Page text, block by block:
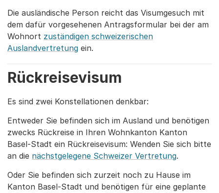
Die ausländische Person reicht das Visumgesuch mit
dem dafür vorgesehenen Antragsformular bei der am
Wohnort zuständigen schweizerischen
Auslandvertretung ein.
Rückreisevisum
Es sind zwei Konstellationen denkbar:
Entweder Sie befinden sich im Ausland und benötigen
zwecks Rückreise in Ihren Wohnkanton Kanton
Basel-Stadt ein Rückreisevisum: Wenden Sie sich bitte
an die nächstgelegene Schweizer Vertretung.
Oder Sie befinden sich zurzeit noch zu Hause im
Kanton Basel-Stadt und benötigen für eine geplante